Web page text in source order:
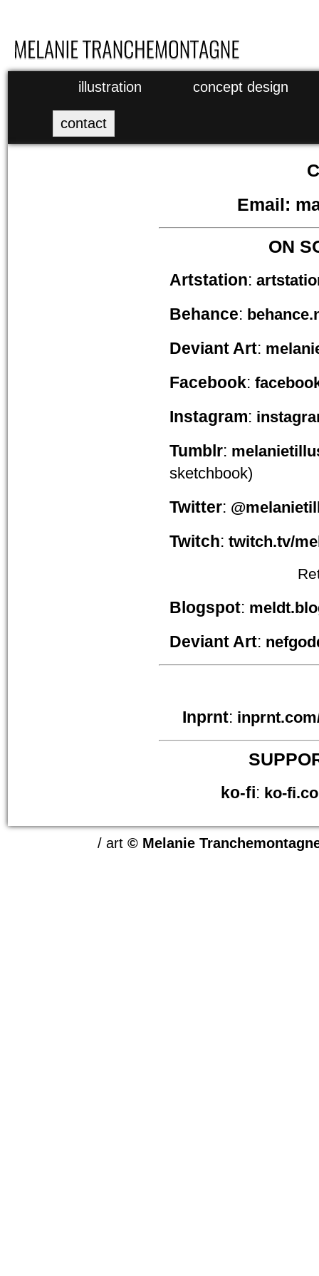
illustration concept design
contact
Email:
ON
Artstation:
Behance:
Deviant Art:
Facebook:
Instagram:
Tumblr:
sketchbook)
Twitter:
Twitch: twitch.tv/
Blogspot:
Deviant Art:
Inprnt:
ko-fi: ko-
/ art © Melanie